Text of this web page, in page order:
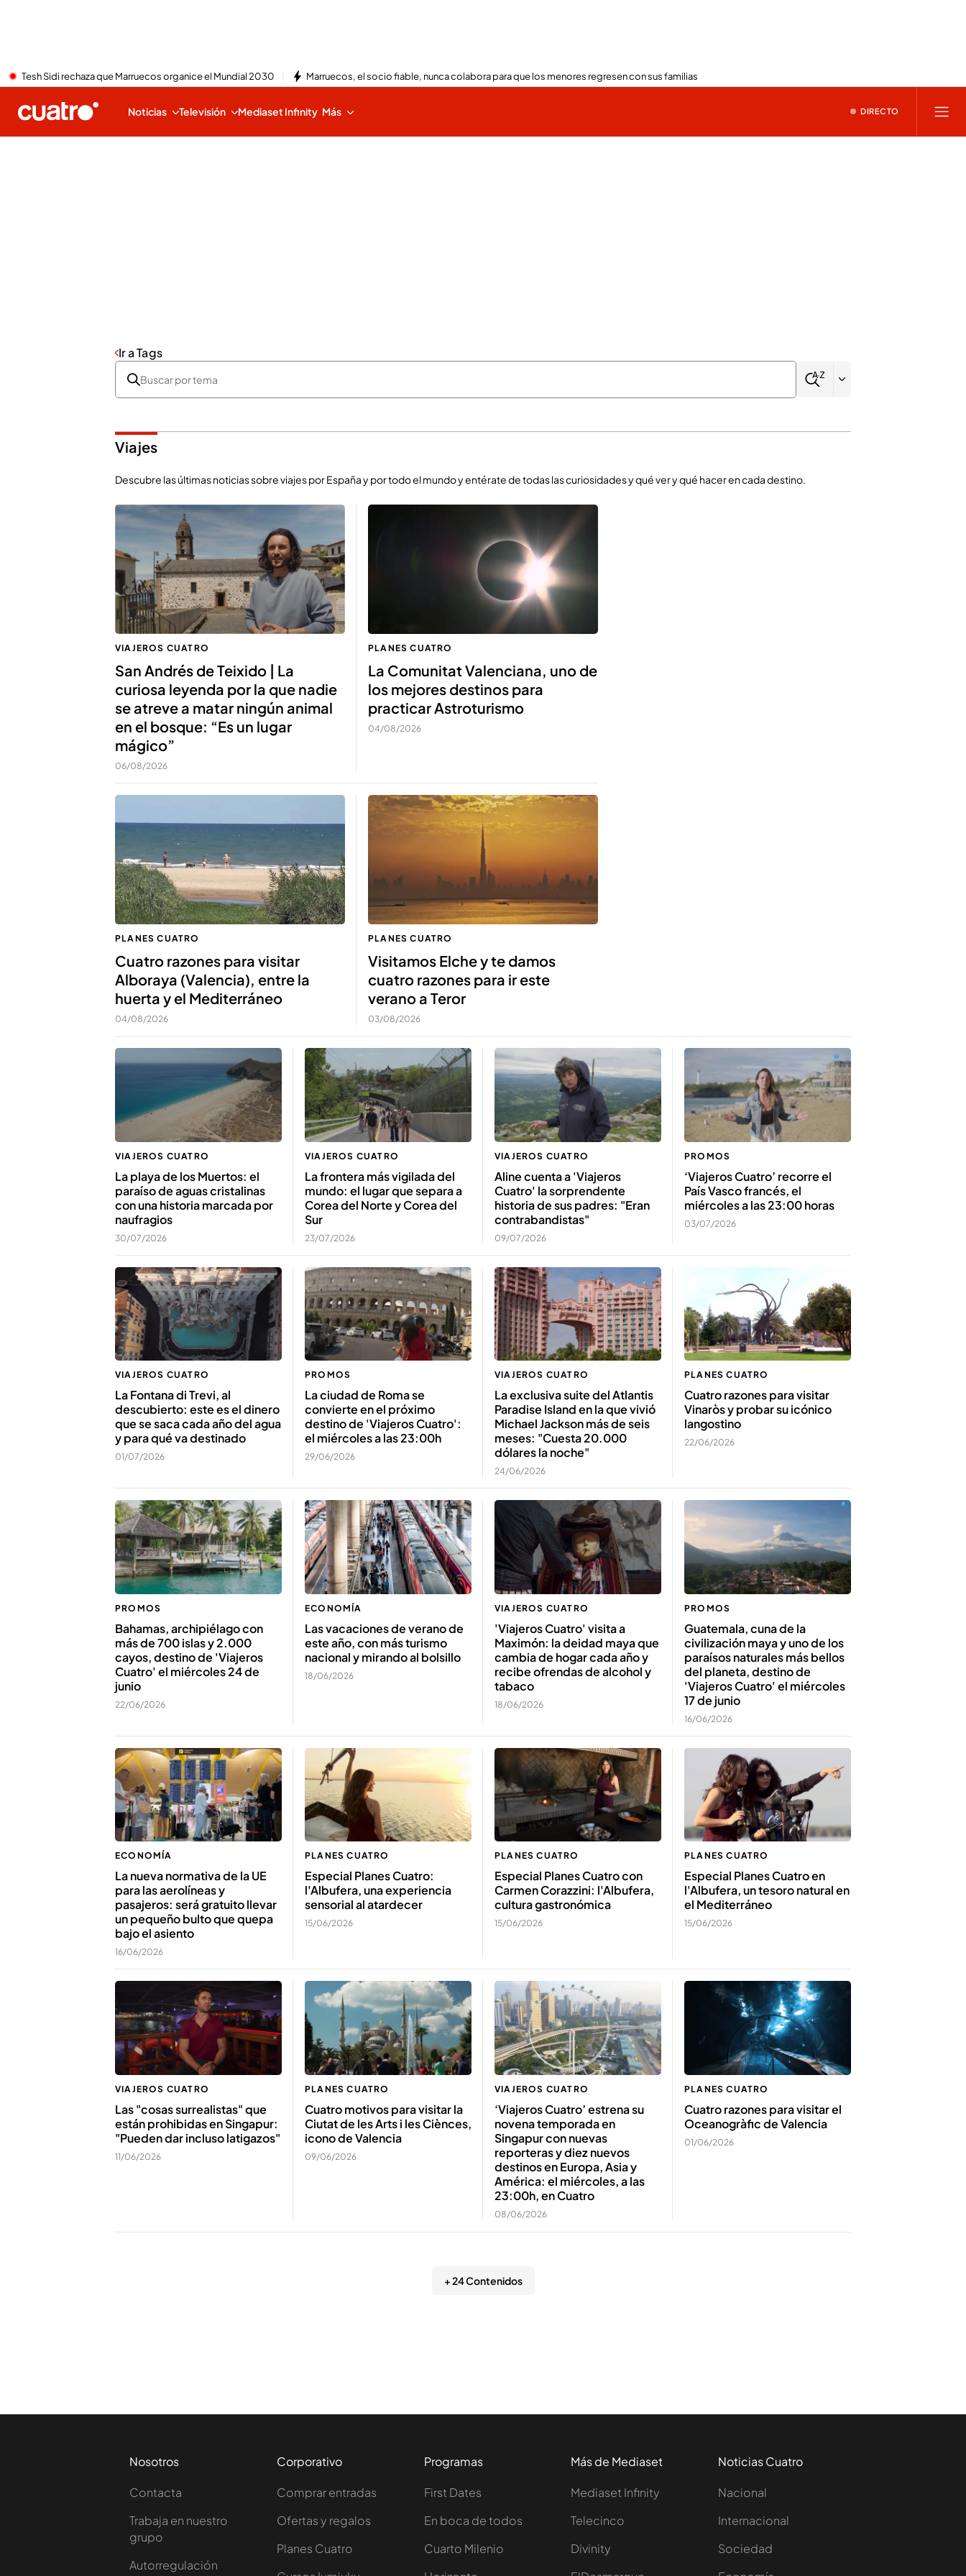
Tesh Sidi rechaza que Marruecos organice el Mundial 2030 Marruecos, el socio fiable, nunca colabora para que los menores regresen con sus familias
Noticias Televisión Mediaset Infinity Más DIRECTO
Ir a Tags
Viajes
Descubre las últimas noticias sobre viajes por España y por todo el mundo y entérate de todas las curiosidades y qué ver y qué hacer en cada destino.
VIAJEROS CUATRO
San Andrés de Teixido | La
curiosa leyenda por la que nadie
se atreve a matar ningún animal
en el bosque: “Es un lugar
mágico”
06/08/2026
PLANES CUATRO
La Comunitat Valenciana, uno de
los mejores destinos para
practicar Astroturismo
04/08/2026
PLANES CUATRO
Cuatro razones para visitar
Alboraya (Valencia), entre la
huerta y el Mediterráneo
04/08/2026
PLANES CUATRO
Visitamos Elche y te damos
cuatro razones para ir este
verano a Teror
03/08/2026
VIAJEROS CUATRO
La playa de los Muertos: el
paraíso de aguas cristalinas
con una historia marcada por
naufragios
30/07/2026
VIAJEROS CUATRO
La frontera más vigilada del
mundo: el lugar que separa a
Corea del Norte y Corea del
Sur
23/07/2026
VIAJEROS CUATRO
Aline cuenta a 'Viajeros
Cuatro' la sorprendente
historia de sus padres: "Eran
contrabandistas"
09/07/2026
PROMOS
‘Viajeros Cuatro’ recorre el
País Vasco francés, el
miércoles a las 23:00 horas
03/07/2026
VIAJEROS CUATRO
La Fontana di Trevi, al
descubierto: este es el dinero
que se saca cada año del agua
y para qué va destinado
01/07/2026
PROMOS
La ciudad de Roma se
convierte en el próximo
destino de 'Viajeros Cuatro':
el miércoles a las 23:00h
29/06/2026
VIAJEROS CUATRO
La exclusiva suite del Atlantis
Paradise Island en la que vivió
Michael Jackson más de seis
meses: "Cuesta 20.000
dólares la noche"
24/06/2026
PLANES CUATRO
Cuatro razones para visitar
Vinaròs y probar su icónico
langostino
22/06/2026
PROMOS
Bahamas, archipiélago con
más de 700 islas y 2.000
cayos, destino de 'Viajeros
Cuatro' el miércoles 24 de
junio
22/06/2026
ECONOMÍA
Las vacaciones de verano de
este año, con más turismo
nacional y mirando al bolsillo
18/06/2026
VIAJEROS CUATRO
'Viajeros Cuatro' visita a
Maximón: la deidad maya que
cambia de hogar cada año y
recibe ofrendas de alcohol y
tabaco
18/06/2026
PROMOS
Guatemala, cuna de la
civilización maya y uno de los
paraísos naturales más bellos
del planeta, destino de
'Viajeros Cuatro' el miércoles
17 de junio
16/06/2026
ECONOMÍA
La nueva normativa de la UE
para las aerolíneas y
pasajeros: será gratuito llevar
un pequeño bulto que quepa
bajo el asiento
16/06/2026
PLANES CUATRO
Especial Planes Cuatro:
l'Albufera, una experiencia
sensorial al atardecer
15/06/2026
PLANES CUATRO
Especial Planes Cuatro con
Carmen Corazzini: l'Albufera,
cultura gastronómica
15/06/2026
PLANES CUATRO
Especial Planes Cuatro en
l'Albufera, un tesoro natural en
el Mediterráneo
15/06/2026
VIAJEROS CUATRO
Las "cosas surrealistas" que
están prohibidas en Singapur:
"Pueden dar incluso latigazos"
11/06/2026
PLANES CUATRO
Cuatro motivos para visitar la
Ciutat de les Arts i les Ciènces,
icono de Valencia
09/06/2026
VIAJEROS CUATRO
‘Viajeros Cuatro’ estrena su
novena temporada en
Singapur con nuevas
reporteras y diez nuevos
destinos en Europa, Asia y
América: el miércoles, a las
23:00h, en Cuatro
08/06/2026
PLANES CUATRO
Cuatro razones para visitar el
Oceanogràfic de Valencia
01/06/2026
+ 24 Contenidos
Nosotros
Contacta
Trabaja en nuestro
grupo
Autorregulación
Corporativo
Comprar entradas
Ofertas y regalos
Planes Cuatro
Programas
First Dates
En boca de todos
Cuarto Milenio
Más de Mediaset
Mediaset Infinity
Telecinco
Divinity
Noticias Cuatro
Nacional
Internacional
Sociedad